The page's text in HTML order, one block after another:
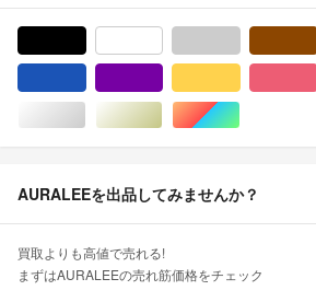
シルバー/銀色系ゴールド/金色系マルチカラー
AURALEEを出品してみませんか？
買取よりも高値で売れる!
まずはAURALEEの売れ筋価格をチェック